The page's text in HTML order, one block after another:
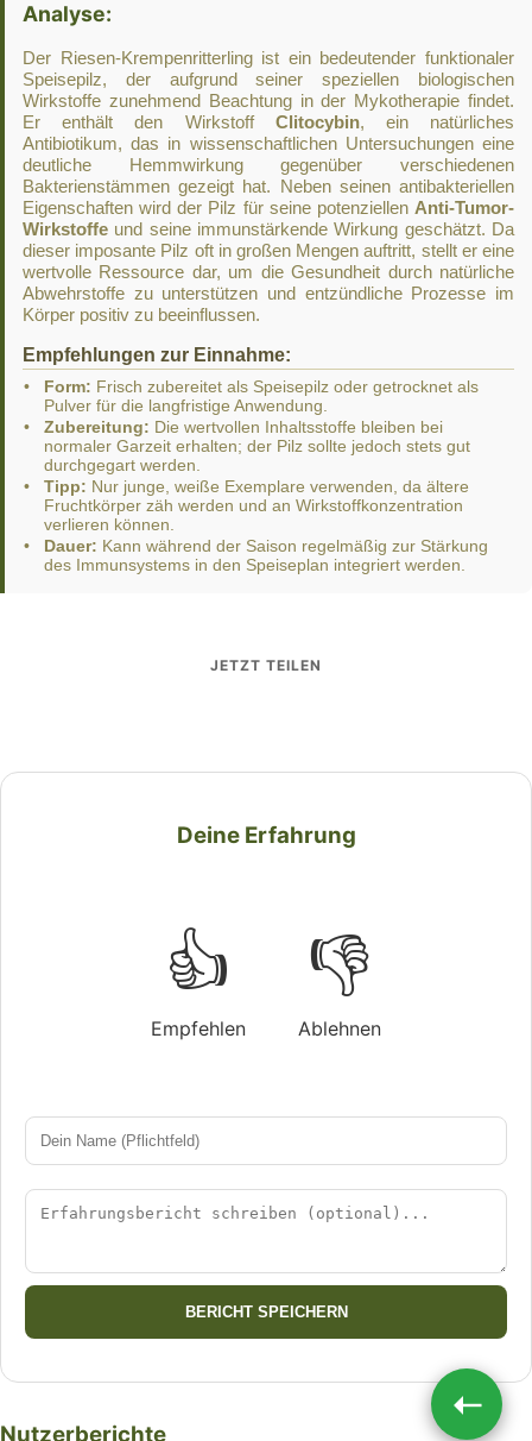
Analyse:
Der Riesen-Krempenritterling ist ein bedeutender funktionaler
Speisepilz, der aufgrund seiner speziellen biologischen
Wirkstoffe zunehmend Beachtung in der Mykotherapie findet.
Er enthält den Wirkstoff Clitocybin, ein natürliches
Antibiotikum, das in wissenschaftlichen Untersuchungen eine
deutliche Hemmwirkung gegenüber verschiedenen
Bakterienstämmen gezeigt hat. Neben seinen antibakteriellen
Eigenschaften wird der Pilz für seine potenziellen Anti-Tumor-
Wirkstoffe und seine immunstärkende Wirkung geschätzt. Da
dieser imposante Pilz oft in großen Mengen auftritt, stellt er eine
wertvolle Ressource dar, um die Gesundheit durch natürliche
Abwehrstoffe zu unterstützen und entzündliche Prozesse im
Körper positiv zu beeinflussen.
Empfehlungen zur Einnahme:
• Form: Frisch zubereitet als Speisepilz oder getrocknet als
Pulver für die langfristige Anwendung.
•
Zubereitung: Die wertvollen Inhaltsstoffe bleiben bei
normaler Garzeit erhalten; der Pilz sollte jedoch stets gut
durchgegart werden.
•
Tipp: Nur junge, weiße Exemplare verwenden, da ältere
Fruchtkörper zäh werden und an Wirkstoffkonzentration
verlieren können.
•
Dauer: Kann während der Saison regelmäßig zur Stärkung
des Immunsystems in den Speiseplan integriert werden.
JETZT TEILEN
Deine Erfahrung
👍
Empfehlen
👎
Ablehnen
BERICHT SPEICHERN
Nutzerberichte
➝